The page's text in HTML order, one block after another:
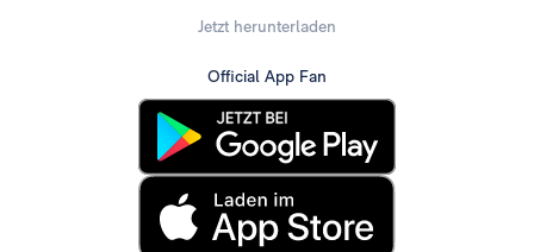
Jetzt herunterladen
Official App Fan